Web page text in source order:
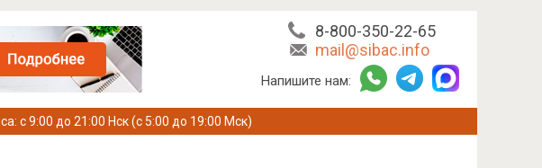
8-800-350-22-65
mail@sibac.info
Напишите нам:
с 9:00 до 21:00 Нск (с 5:00 до 19:00 Мск)